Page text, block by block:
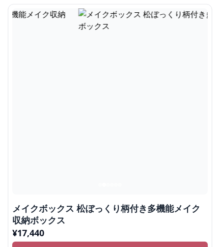
メイクボックス 松ぼっくり柄付き多機能メイク
収納ボックス
¥17,440